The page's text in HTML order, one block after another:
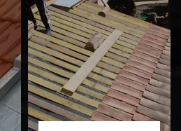
Réparation de
toiture 31